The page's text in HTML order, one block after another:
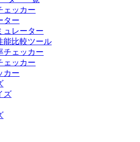
ェッカー
ター
ュレーター
能比較ツール
チェッカー
ェッカー
カー
ズ